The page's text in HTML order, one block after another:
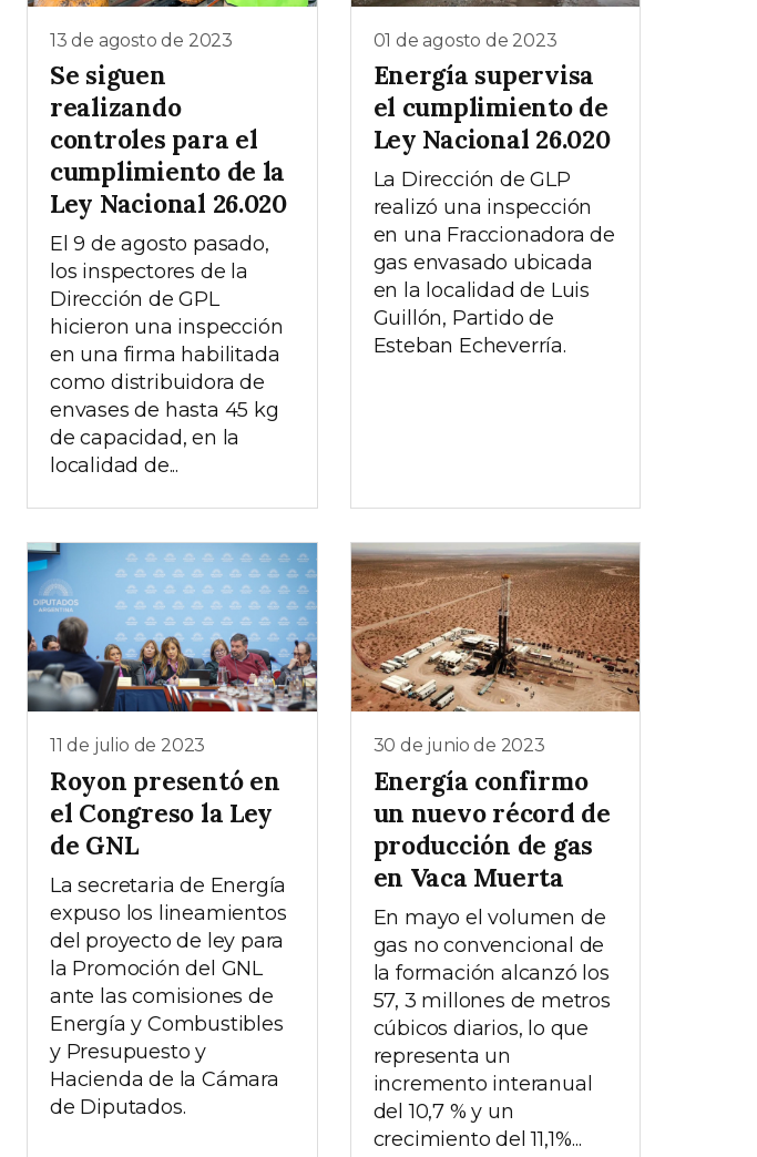
13 de agosto de 2023
Se siguen
realizando
controles para el
cumplimiento de la
Ley Nacional 26.020
El 9 de agosto pasado,
los inspectores de la
Dirección de GPL
hicieron una inspección
en una firma habilitada
como distribuidora de
envases de hasta 45 kg
de capacidad, en la
localidad de...
01 de agosto de 2023
Energía supervisa
el cumplimiento de
Ley Nacional 26.020
La Dirección de GLP
realizó una inspección
en una Fraccionadora de
gas envasado ubicada
en la localidad de Luis
Guillón, Partido de
Esteban Echeverría.
11 de julio de 2023
Royon presentó en
el Congreso la Ley
de GNL
La secretaria de Energía
expuso los lineamientos
del proyecto de ley para
la Promoción del GNL
ante las comisiones de
Energía y Combustibles
y Presupuesto y
Hacienda de la Cámara
de Diputados.
30 de junio de 2023
Energía confirmo
un nuevo récord de
producción de gas
en Vaca Muerta
En mayo el volumen de
gas no convencional de
la formación alcanzó los
57, 3 millones de metros
cúbicos diarios, lo que
representa un
incremento interanual
del 10,7 % y un
crecimiento del 11,1%...